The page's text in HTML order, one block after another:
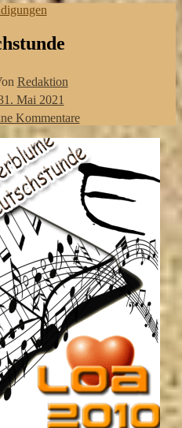
Kategorien
Redaktion
Mai 2021
Kommentarezu
Deutschstunde